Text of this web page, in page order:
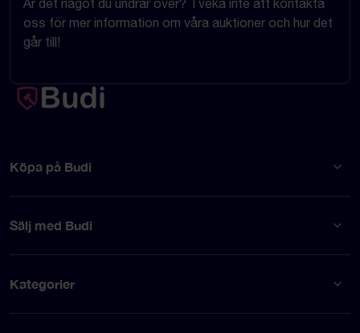
Är det något du undrar över? Tveka inte att kontakta
oss för mer information om våra auktioner och hur det
går till!
Köpa på Budi
Sälj med Budi
Kategorier